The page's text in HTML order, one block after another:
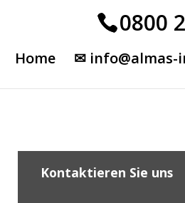
0800
Home ✉ info@almas-
Kontaktieren Sie uns